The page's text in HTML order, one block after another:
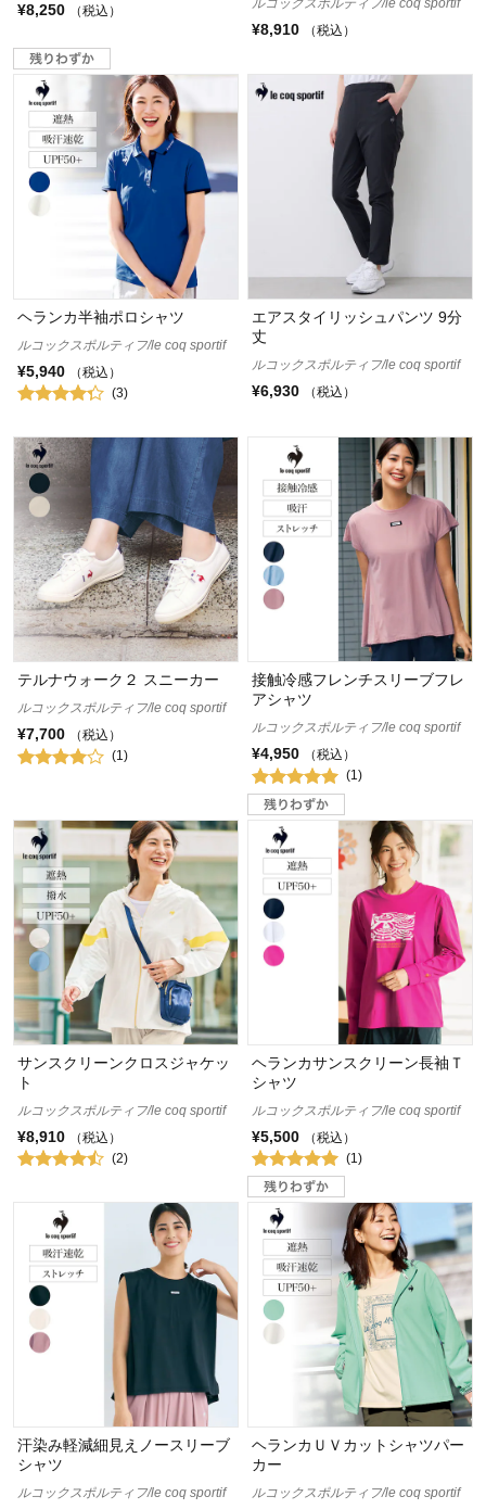
¥8,250 （税込）
¥8,910 （税込）
ヘランカ半袖ポロシャツ
ルコックスポルティフ/le coq sportif
¥5,940
（税込）
(3)
エアスタイリッシュパンツ 9分
丈
ルコックスポルティフ/le coq sportif
¥6,930 （税込）
テルナウォーク２ スニーカー
ルコックスポルティフ/le coq sportif
¥7,700
（税込）
(1)
接触冷感フレンチスリーブフレ
アシャツ
ルコックスポルティフ/le coq sportif
¥4,950
（税込）
(1)
サンスクリーンクロスジャケッ
ト
ルコックスポルティフ/le coq sportif
¥8,910
（税込）
(2)
ヘランカサンスクリーン長袖Ｔ
シャツ
ルコックスポルティフ/le coq sportif
¥5,500
（税込）
(1)
汗染み軽減細見えノースリーブ
シャツ
ルコックスポルティフ/le coq sportif
ヘランカＵＶカットシャツパー
カー
ルコックスポルティフ/le coq sportif